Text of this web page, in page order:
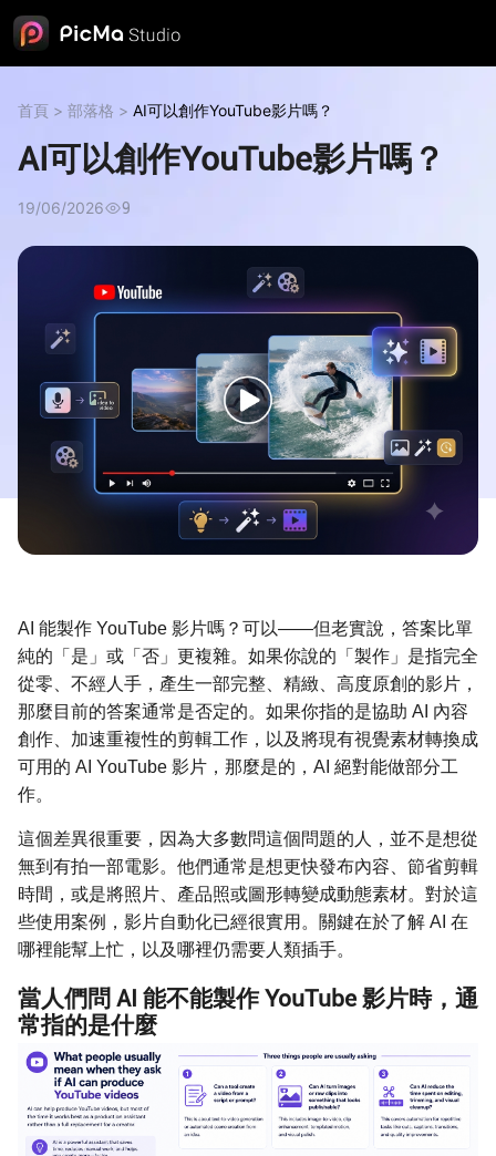
首頁 > 部落格 > AI可以創作YouTube影片嗎？
AI可以創作YouTube影片嗎？
19/06/2026 9
AI 能製作 YouTube 影片嗎？可以——但老實說，答案比單
純的「是」或「否」更複雜。如果你說的「製作」是指完全
從零、不經人手，產生一部完整、精緻、高度原創的影片，
那麼目前的答案通常是否定的。如果你指的是協助 AI 內容
創作、加速重複性的剪輯工作，以及將現有視覺素材轉換成
可用的 AI YouTube 影片，那麼是的，AI 絕對能做部分工
作。
這個差異很重要，因為大多數問這個問題的人，並不是想從
無到有拍一部電影。他們通常是想更快發布內容、節省剪輯
時間，或是將照片、產品照或圖形轉變成動態素材。對於這
些使用案例，影片自動化已經很實用。關鍵在於了解 AI 在
哪裡能幫上忙，以及哪裡仍需要人類插手。
當人們問 AI 能不能製作 YouTube 影片時，通
常指的是什麼